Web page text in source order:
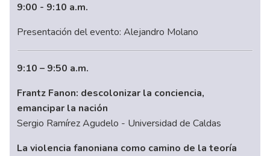
9:00 - 9:10 a.m.
Presentación del evento: Alejandro Molano
9:10 – 9:50 a.m.
Frantz Fanon: descolonizar la conciencia,
emancipar la nación
Sergio Ramírez Agudelo - Universidad de Caldas
La violencia fanoniana como camino de la teoría